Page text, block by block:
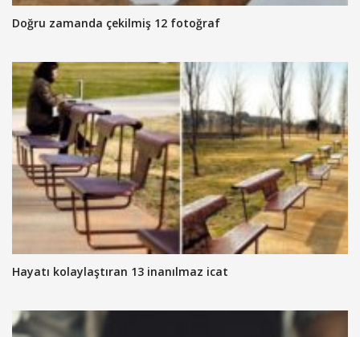
Doğru zamanda çekilmiş 12 fotoğraf
Hayatı kolaylaştıran 13 inanılmaz icat